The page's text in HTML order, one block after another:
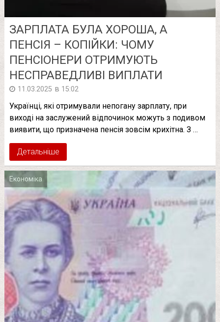
ЗАРПЛАТА БУЛА ХОРОША, А
ПЕНСІЯ – КОПІЙКИ: ЧОМУ
ПЕНСІОНЕРИ ОТРИМУЮТЬ
НЕСПРАВЕДЛИВІ ВИПЛАТИ
11.03.2025 в 15:02
Українці, які отримували непогану зарплату, при
виході на заслужений відпочинок можуть з подивом
виявити, що призначена пенсія зовсім крихітна. З …
Детальніше
Економіка